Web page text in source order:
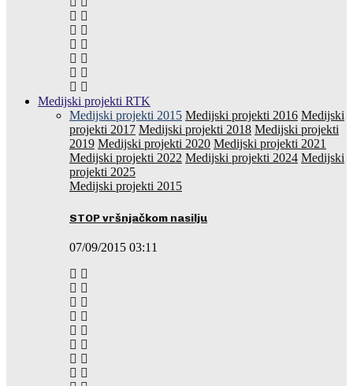
Medijski projekti RTK
Medijski projekti 2015 Medijski projekti 2016 Medijski
projekti 2017 Medijski projekti 2018 Medijski projekti
2019 Medijski projekti 2020 Medijski projekti 2021
Medijski projekti 2022 Medijski projekti 2024 Medijski
projekti 2025
Medijski projekti 2015
STOP vršnjačkom nasilju
07/09/2015 03:11